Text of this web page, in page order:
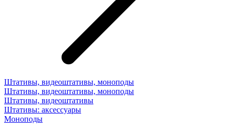
Штативы, видеоштативы, моноподы
Штативы, видеоштативы, моноподы
Штативы, видеоштативы
Штативы: аксессуары
Моноподы